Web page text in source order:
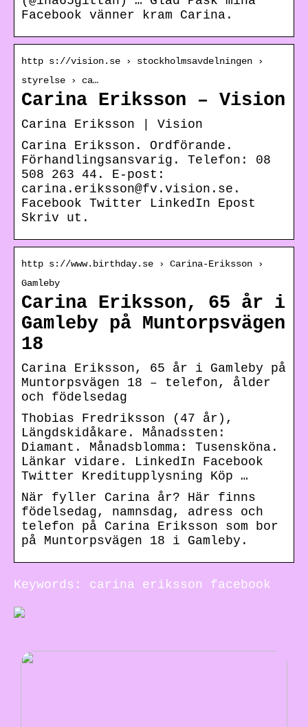
Facebook vänner kram Carina.
http s://vision.se › stockholmsavdelningen ›
styrelse › ca…
Carina Eriksson – Vision
Carina Eriksson | Vision
Carina Eriksson. Ordförande.
Förhandlingsansvarig. Telefon: 08
508 263 44. E-post:
carina.eriksson@fv.vision.se.
Facebook Twitter LinkedIn Epost
Skriv ut.
http s://www.birthday.se › Carina-Eriksson ›
Gamleby
Carina Eriksson, 65 år i
Gamleby på Muntorpsvägen
18
Carina Eriksson, 65 år i Gamleby på
Muntorpsvägen 18 – telefon, ålder
och födelsedag
Thobias Fredriksson (47 år),
Längdskidåkare. Månadssten:
Diamant. Månadsblomma: Tusensköna.
Länkar vidare. LinkedIn Facebook
Twitter Kreditupplysning Köp …
När fyller Carina år? Här finns
födelsedag, namnsdag, adress och
telefon på Carina Eriksson som bor
på Muntorpsvägen 18 i Gamleby.
Keywords: carina eriksson facebook